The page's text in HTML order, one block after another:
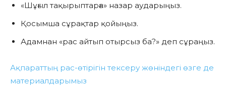
«Шұғыл тақырыптарға» назар аударыңыз.
Қосымша сұрақтар қойыңыз.
Адамнан «рас айтып отырсыз ба?» деп сұраңыз.
Ақпараттың рас-өтірігін тексеру жөніндегі өзге де
материалдарымыз